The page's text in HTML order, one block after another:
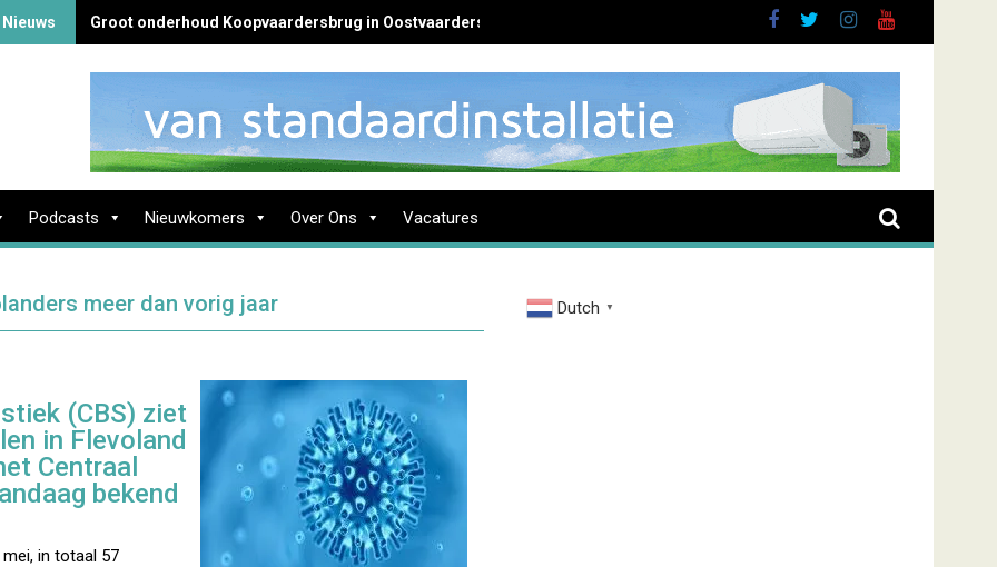
Groot onderhoud Koopvaardersbrug in Oostvaardersbuurt
Podcasts Nieuwkomers Over Ons Vacatures
meer dan vorig jaar
(CBS) ziet
in Flevoland
Centraal
bekend
in totaal 57
Dutch ▼